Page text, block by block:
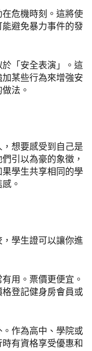
危機時刻。這將使
避免暴力事件的發
「安全表演」。這
某些行為來增強安
法。
想要感受到自己是
引以為豪的象徵，
學生共享相同的學
。
學生證可以讓你進
用。票價更便宜。
登記健身房會員或
作為高中、學院或
有資格享受優惠和